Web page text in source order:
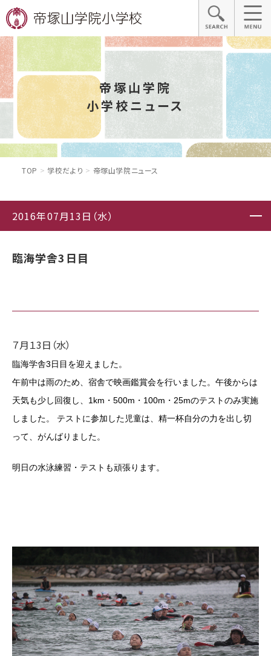
帝塚山学院
小学校ニュース
TOP 学校だより 帝塚山学院ニュース
2016年07月13日（水）
臨海学舎3日目
７月１3日（水）
臨海学舎3日目を迎えました。
午前中は雨のため、宿舎で映画鑑賞会を行いました。午後からは
天気も少し回復し、1km・500m・100m・25mのテストのみ実施
しました。 テストに参加した児童は、精一杯自分の力を出し切
って、がんばりました。
明日の水泳練習・テストも頑張ります。